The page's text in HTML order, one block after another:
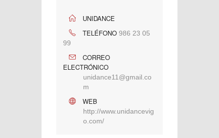
UNIDANCE
TELÉFONO 986 23 05
99
CORREO
ELECTRÓNICO
unidance11@gmail.co
m
WEB
http://www.unidancevig
o.com/